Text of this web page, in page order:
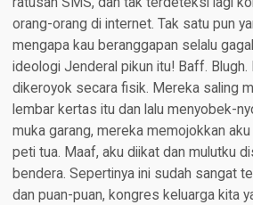
orang-orang di internet. Tak satu pun
mengapa kau beranggapan selalu
ideologi Jenderal pikun itu! Baff. Blugh.
dikeroyok secara fisik. Mereka saling
lembar kertas itu dan lalu menyobek-
muka garang, mereka memojokkan
peti tua. Maaf, aku diikat dan mulutku
bendera. Sepertinya ini sudah sangat
dan puan-puan, kongres keluarga kita